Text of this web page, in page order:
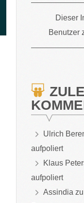
Dieser
Benutzer
Ulrich
aufpoliert
Klaus
aufpoliert
Assindia zu